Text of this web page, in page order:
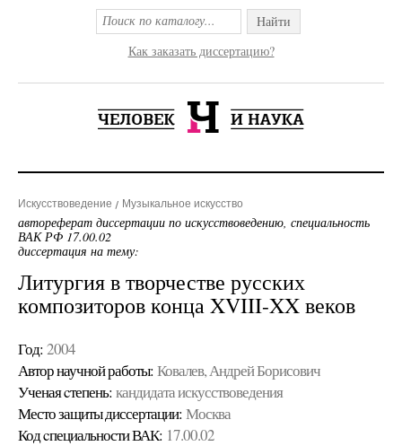
Найти
Как заказать диссертацию?
Искусствоведение Музыкальное искусство
автореферат диссертации по искусствоведению, специальность
ВАК РФ 17.00.02
диссертация на тему:
Литургия в творчестве русских
композиторов конца XVIII-XX веков
Год: 2004
Автор научной работы: Ковалев, Андрей Борисович
Ученая cтепень: кандидата искусствоведения
Место защиты диссертации: Москва
Код cпециальности ВАК: 17.00.02